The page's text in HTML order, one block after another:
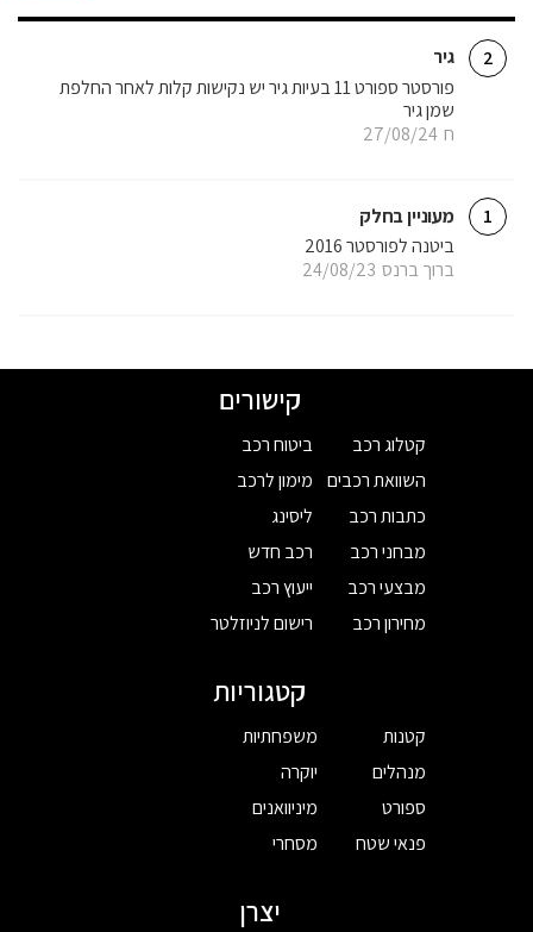
2 גיר
ח 27/08/24
פורסטר ספורט 11 בעיות גיר יש נקישות קלות לאחר החלפת
שמן גיר
1 מעוניין בחלק
ברוך ברנס 24/08/23
ביטנה לפורסטר 2016
קישורים
קטלוג רכב
השוואת רכבים
כתבות רכב
מבחני רכב
מבצעי רכב
מחירון רכב
ביטוח רכב
מימון לרכב
ליסינג
רכב חדש
ייעוץ רכב
רישום לניוזלטר
קטגוריות
קטנות
מנהלים
ספורט
פנאי שטח
משפחתיות
יוקרה
מיניוואנים
מסחרי
יצרן